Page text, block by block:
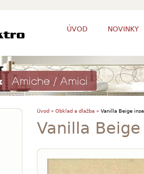
ÚVOD NOVINKY
Úvod » Obklad a dlažba »Vanilla Beige
Vanilla